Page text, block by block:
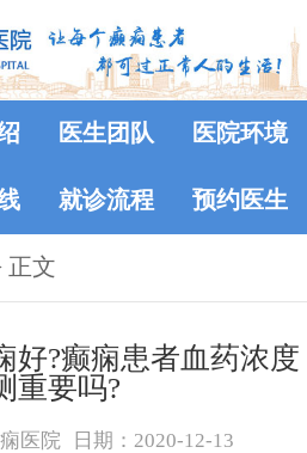
医生团队 医院环境
就诊流程 预约医生
正文
好?癫痫患者血药浓度
重要吗?
医院 日期：2020-12-13